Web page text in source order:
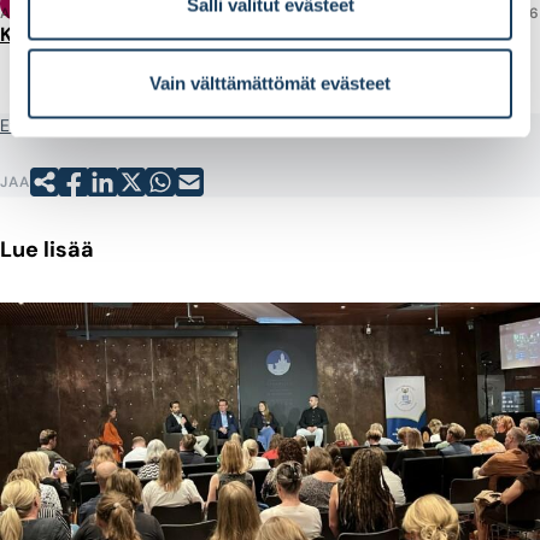
Salli valitut evästeet
Vain välttämättömät evästeet
Kotitalouksien varallisuudesta alle puolet talletuksia
ARTIKKELI 7.8.2026
Etusivu Opi sijoittamaan Pörssilähettiläs-ohjelma nuorille
JAA
Lue lisää